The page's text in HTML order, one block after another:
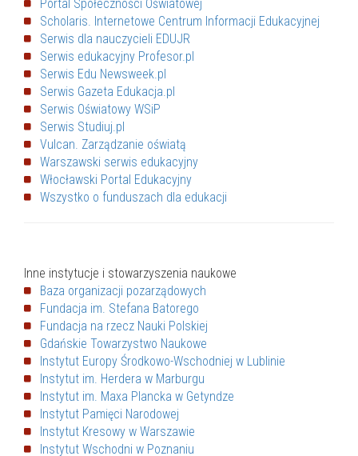
Portal Społeczności Oświatowej
Scholaris. Internetowe Centrum Informacji Edukacyjnej
Serwis dla nauczycieli EDUJR
Serwis edukacyjny Profesor.pl
Serwis Edu Newsweek.pl
Serwis Gazeta Edukacja.pl
Serwis Oświatowy WSiP
Serwis Studiuj.pl
Vulcan. Zarządzanie oświatą
Warszawski serwis edukacyjny
Włocławski Portal Edukacyjny
Wszystko o funduszach dla edukacji
Inne instytucje i stowarzyszenia naukowe
Baza organizacji pozarządowych
Fundacja im. Stefana Batorego
Fundacja na rzecz Nauki Polskiej
Gdańskie Towarzystwo Naukowe
Instytut Europy Środkowo-Wschodniej w Lublinie
Instytut im. Herdera w Marburgu
Instytut im. Maxa Plancka w Getyndze
Instytut Pamięci Narodowej
Instytut Kresowy w Warszawie
Instytut Wschodni w Poznaniu